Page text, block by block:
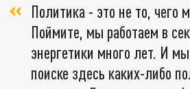
Политика - это не то,
Поймите, мы работаем в
энергетики много лет. И
поиске здесь каких-либо